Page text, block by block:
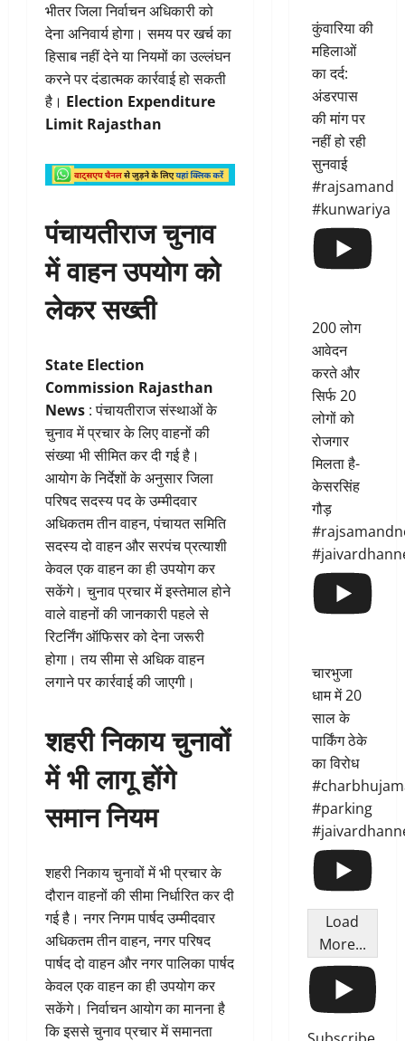
भीतर जिला निर्वाचन अधिकारी को
देना अनिवार्य होगा। समय पर खर्च का
हिसाब नहीं देने या नियमों का उल्लंघन
करने पर दंडात्मक कार्रवाई हो सकती
है। Election Expenditure
Limit Rajasthan
पंचायतीराज चुनाव
में वाहन उपयोग को
लेकर सख्ती
State Election
Commission Rajasthan
News : पंचायतीराज संस्थाओं के
चुनाव में प्रचार के लिए वाहनों की
संख्या भी सीमित कर दी गई है।
आयोग के निर्देशों के अनुसार जिला
परिषद सदस्य पद के उम्मीदवार
अधिकतम तीन वाहन, पंचायत समिति
सदस्य दो वाहन और सरपंच प्रत्याशी
केवल एक वाहन का ही उपयोग कर
सकेंगे। चुनाव प्रचार में इस्तेमाल होने
वाले वाहनों की जानकारी पहले से
रिटर्निंग ऑफिसर को देना जरूरी
होगा। तय सीमा से अधिक वाहन
लगाने पर कार्रवाई की जाएगी।
शहरी निकाय चुनावों
में भी लागू होंगे
समान नियम
शहरी निकाय चुनावों में भी प्रचार के
दौरान वाहनों की सीमा निर्धारित कर दी
गई है। नगर निगम पार्षद उम्मीदवार
अधिकतम तीन वाहन, नगर परिषद
पार्षद दो वाहन और नगर पालिका पार्षद
केवल एक वाहन का ही उपयोग कर
सकेंगे। निर्वाचन आयोग का मानना है
कि इससे चुनाव प्रचार में समानता
कुंवारिया की
महिलाओं
का दर्द:
अंडरपास
की मांग पर
नहीं हो रही
सुनवाई
#rajsamand
#kunwariya
200 लोग
आवेदन
करते और
सिर्फ 20
लोगों को
रोजगार
मिलता है-
केसरसिंह
गौड़
चारभुजा
धाम में 20
साल के
पार्किंग ठेके
का विरोध
#parking
Load
More...